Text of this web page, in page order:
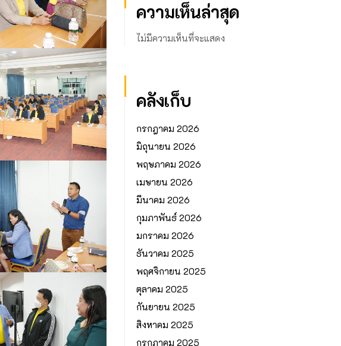
ความเห็นล่าสุด
ไม่มีความเห็นที่จะแสดง
คลังเก็บ
กรกฎาคม 2026
มิถุนายน 2026
พฤษภาคม 2026
เมษายน 2026
มีนาคม 2026
กุมภาพันธ์ 2026
มกราคม 2026
ธันวาคม 2025
พฤศจิกายน 2025
ตุลาคม 2025
กันยายน 2025
สิงหาคม 2025
กรกฎาคม 2025